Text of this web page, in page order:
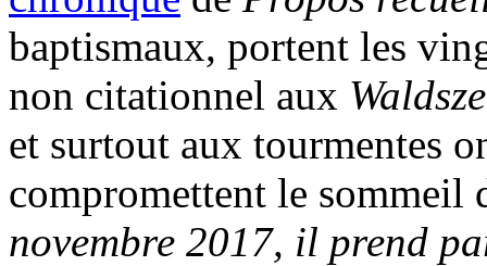
baptismaux, portent les
non citationnel aux
et surtout aux tourmentes
compromettent le sommeil
novembre 2017, il prend